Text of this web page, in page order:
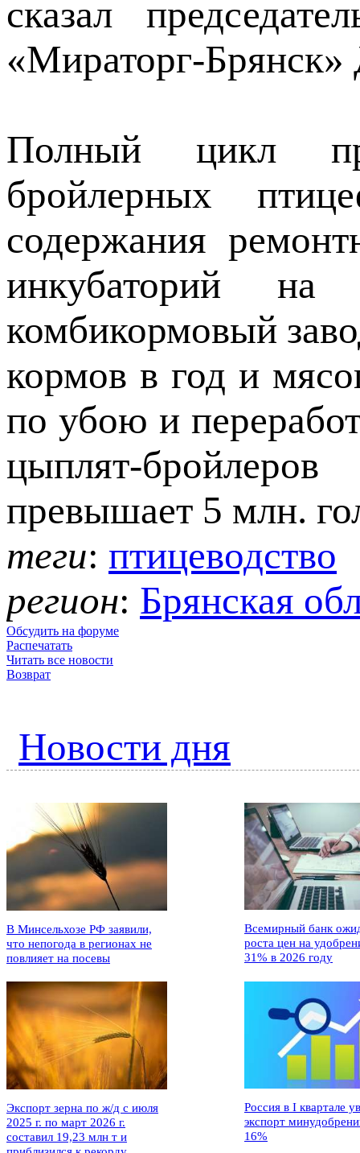
сказал
«Мираторг-
Полный цикл
бройлерных
содержания
инкубаторий
комбикормовый
кормов в год и
по убою и
цыплят-
превышает 5 млн.
теги: птицеводство
регион: Брянская
Обсудить на форуме
Распечатать
Читать все новости
Возврат
Новости дня
В Минсельхозе РФ заявили,
что непогода в регионах не
повлияет на посевы
Всемирный банк
роста цен на
31% в 2026 году
Экспорт зерна по ж/д с июля
2025 г. по март 2026 г.
составил 19,23 млн т и
Россия в I квартале
экспорт
16%